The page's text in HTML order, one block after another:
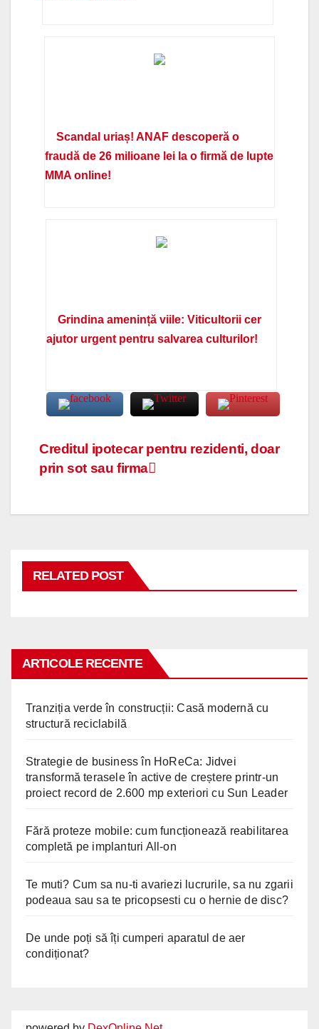
Scandal uriaș! ANAF descoperă o
fraudă de 26 milioane lei la o firmă de lupte
MMA online!
Grindina amenință viile: Viticultorii cer
ajutor urgent pentru salvarea culturilor!
Navigare
în
articole
Creditul ipotecar pentru rezidenti, doar
prin sot sau firma
RELATED POST
ARTICOLE RECENTE
Tranziția verde în construcții: Casă modernă cu
structură reciclabilă
Strategie de business în HoReCa: Jidvei
transformă terasele în active de creștere printr-un
proiect record de 2.600 mp exteriori cu Sun Leader
Fără proteze mobile: cum funcționează reabilitarea
completă pe implanturi All-on
Te muti? Cum sa nu-ti avariezi lucrurile, sa nu zgarii
podeaua sau sa te pricopsesti cu o hernie de disc?
De unde poți să îți cumperi aparatul de aer
condiționat?